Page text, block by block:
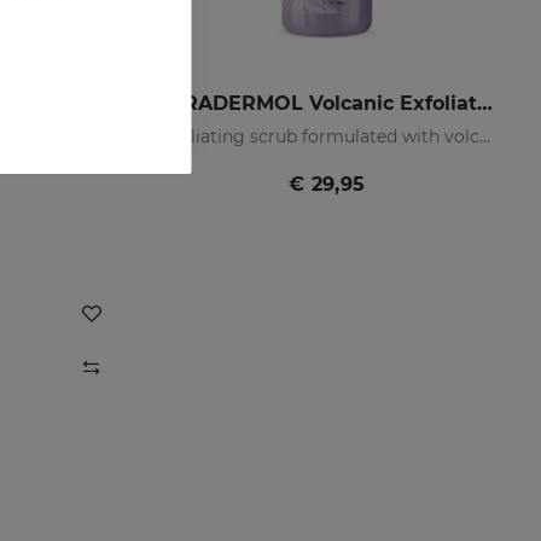
ABRADERMOL Volcanic Exfoliating Scrub
Exfoliating scrub formulated with volcanic rock.
€ 29,95